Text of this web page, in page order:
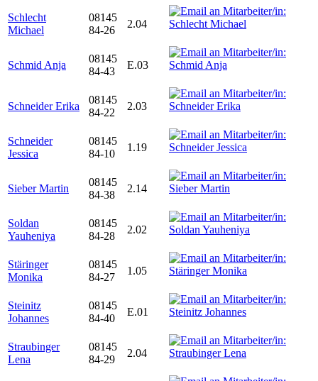
Schlecht
Michael
08145
84-26
2.04
Schmid Anja
08145
84-43
E.03
Schneider Erika
08145
84-22
2.03
Schneider
Jessica
08145
84-10
1.19
Sieber Martin
08145
84-38
2.14
Soldan
Yauheniya
08145
84-28
2.02
Stäringer
Monika
08145
84-27
1.05
Steinitz
Johannes
08145
84-40
E.01
Straubinger
Lena
08145
84-29
2.04